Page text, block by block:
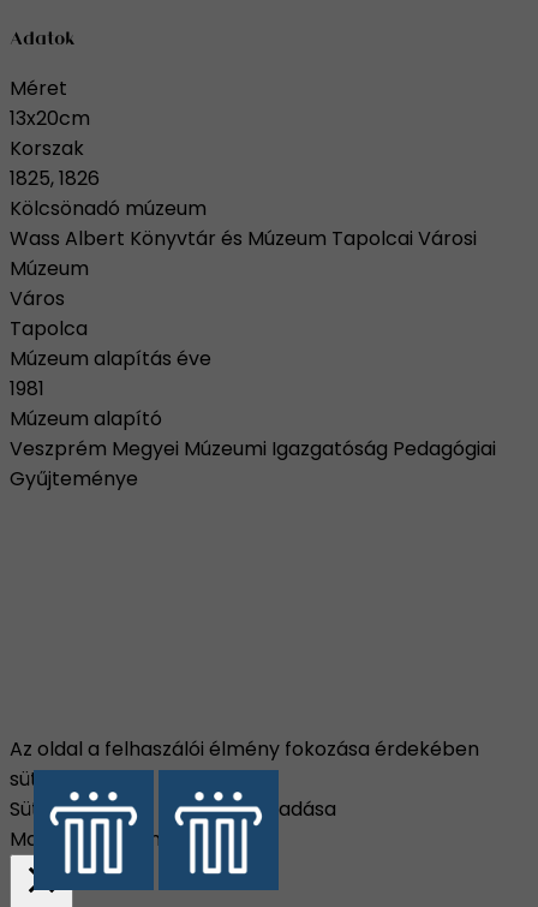
Adatok
Méret
13x20cm
Korszak
1825, 1826
Kölcsönadó múzeum
Wass Albert Könyvtár és Múzeum Tapolcai Városi
Múzeum
Város
Tapolca
Múzeum alapítás éve
1981
Múzeum alapító
Veszprém Megyei Múzeumi Igazgatóság Pedagógiai
Gyűjteménye
Az oldal a felhaszálói élmény fokozása érdekében
sütiket használ.
Süti beállítások
Összes elfogadása
Manage consent